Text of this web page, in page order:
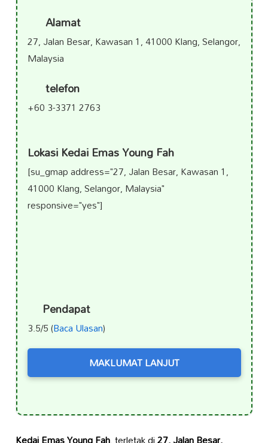
Alamat
27, Jalan Besar, Kawasan 1, 41000 Klang, Selangor,
Malaysia
telefon
+60 3-3371 2763
Lokasi Kedai Emas Young Fah
[su_gmap address="27, Jalan Besar, Kawasan 1,
41000 Klang, Selangor, Malaysia"
responsive="yes"]
Pendapat
3.5/5 (Baca Ulasan)
MAKLUMAT LANJUT